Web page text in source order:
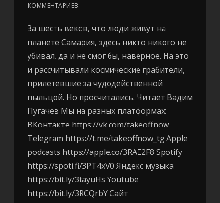
КОММЕНТАРИЕВ
За шесть веков, что люди живут на
планете Самария, здесь никто никого не
убивал, да и не смог бы, наверное. На это
и рассчитывали космические грабители,
прилетевшие за чудодейственной
пыльцой. Но просчитались. Читает Вадим
Пугачев Мы на разных платформах:
ВКонтакте https://vk.com/takeoffnow
Telegram https://t.me/takeoffnow_tg Apple
podcasts https://apple.co/3RAE2F8 Spotify
https://spoti.fi/3PT4xV0 Яндекс музыка
https://bit.ly/3tayuHs Youtube
https://bit.ly/3RCQrbY Сайт